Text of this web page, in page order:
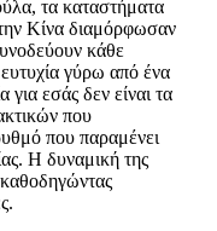
τα καταστήματα
Κίνα διαμόρφωσαν
κάθε
γύρω από ένα
για εσάς δεν είναι τα
που
που παραμένει
Η δυναμική της